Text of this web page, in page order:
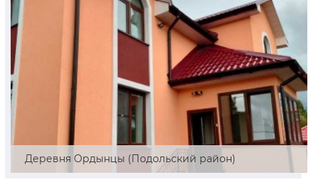
Деревня Ордынцы (Подольский район)